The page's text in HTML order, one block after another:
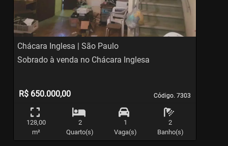
Chácara Inglesa | São Paulo
Código. 7303
Código. 7303
Sobrado à venda no Chácara Inglesa
R$ 650.000,00
128,00
m²
2
Quarto(s)
1
Vaga(s)
2
Banho(s)